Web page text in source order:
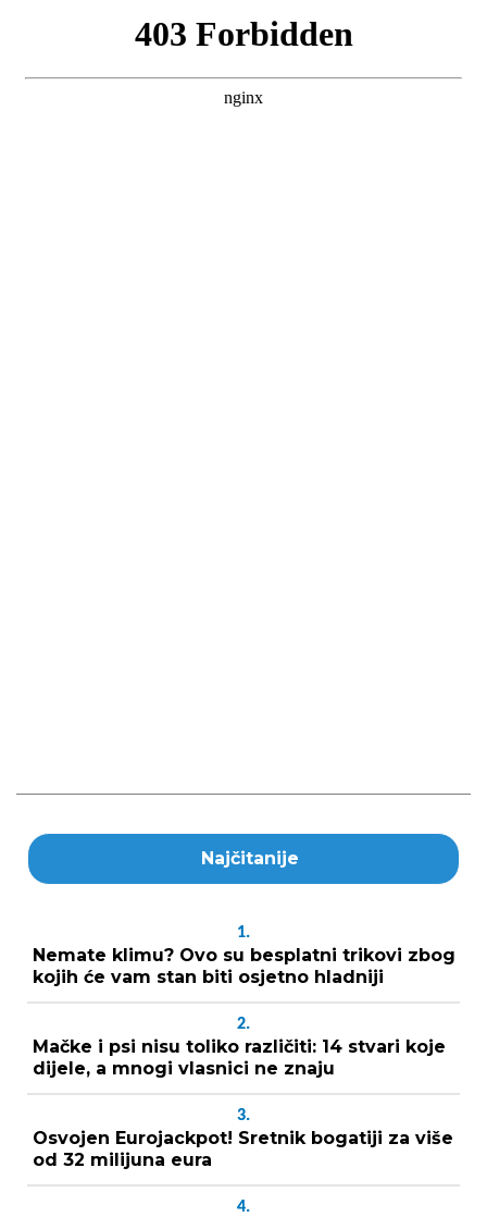
Najčitanije
1.
Nemate klimu? Ovo su besplatni trikovi zbog
kojih će vam stan biti osjetno hladniji
2.
Mačke i psi nisu toliko različiti: 14 stvari koje
dijele, a mnogi vlasnici ne znaju
3.
Osvojen Eurojackpot! Sretnik bogatiji za više
od 32 milijuna eura
4.